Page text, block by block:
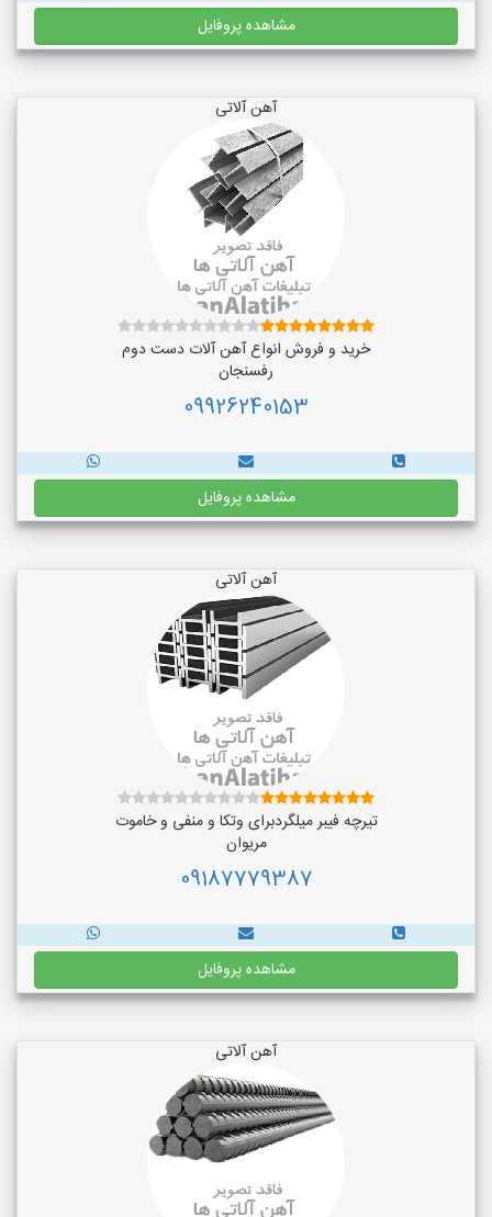
مشاهده پروفایل
آهن آلاتی
خرید و فروش انواع آهن آلات دست دوم
رفسنجان
09926240153
مشاهده پروفایل
آهن آلاتی
تیرچه فیبر میلگردبرای وتکا و منفی و خاموت
مریوان
09187779387
مشاهده پروفایل
آهن آلاتی